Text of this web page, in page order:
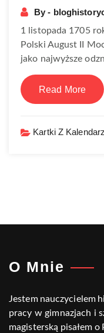
By -
1 listopada 1705
Polski August II
jako najwyższe
Read More
Kartki Z
O Mnie
Jestem nauczycielem
pracy w gimnazjach i
magisterską pisałem